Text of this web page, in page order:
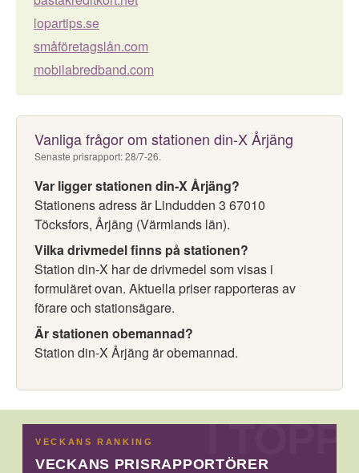
lopartips.se
småföretagslån.com
mobilabredband.com
Vanliga frågor om stationen din-X Årjäng
Senaste prisrapport: 28/7-26.
Var ligger stationen din-X Årjäng?
Stationens adress är Lindudden 3 67010
Töcksfors, Årjäng (Värmlands län).
Vilka drivmedel finns på stationen?
Station din-X har de drivmedel som visas i
formuläret ovan. Aktuella priser rapporteras av
förare och stationsägare.
Är stationen obemannad?
Station din-X Årjäng är obemannad.
VECKANS RANKING
VECKANS PRISRAPPORTÖRER